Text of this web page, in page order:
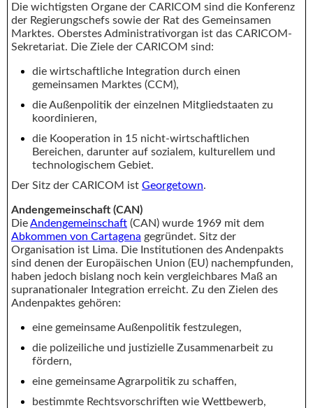
Die wichtigsten Organe der CARICOM sind die Konferenz
der Regierungschefs sowie der Rat des Gemeinsamen
Marktes. Oberstes Administrativorgan ist das CARICOM-
Sekretariat. Die Ziele der CARICOM sind:
die wirtschaftliche Integration durch einen
gemeinsamen Marktes (CCM),
die Außenpolitik der einzelnen Mitgliedstaaten zu
koordinieren,
die Kooperation in 15 nicht-wirtschaftlichen
Bereichen, darunter auf sozialem, kulturellem und
technologischem Gebiet.
Der Sitz der CARICOM ist Georgetown.
Andengemeinschaft (CAN)
DieAndengemeinschaft (CAN) wurde 1969 mit dem
Abkommen von Cartagena gegründet. Sitz der
Organisation ist Lima. Die Institutionen des Andenpakts
sind denen der Europäischen Union (EU) nachempfunden,
haben jedoch bislang noch kein vergleichbares Maß an
supranationaler Integration erreicht. Zu den Zielen des
Andenpaktes gehören:
eine gemeinsame Außenpolitik festzulegen,
die polizeiliche und justizielle Zusammenarbeit zu
fördern,
eine gemeinsame Agrarpolitik zu schaffen,
bestimmte Rechtsvorschriften wie Wettbewerb,